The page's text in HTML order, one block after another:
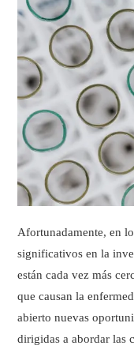
Afortunadamente, en
significativos en la
están cada vez más
que causan la
abierto nuevas
dirigidas a abordar las